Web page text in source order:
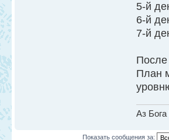
5-й
6-й
7-й
После
План
Аз
Показать сообщения за: